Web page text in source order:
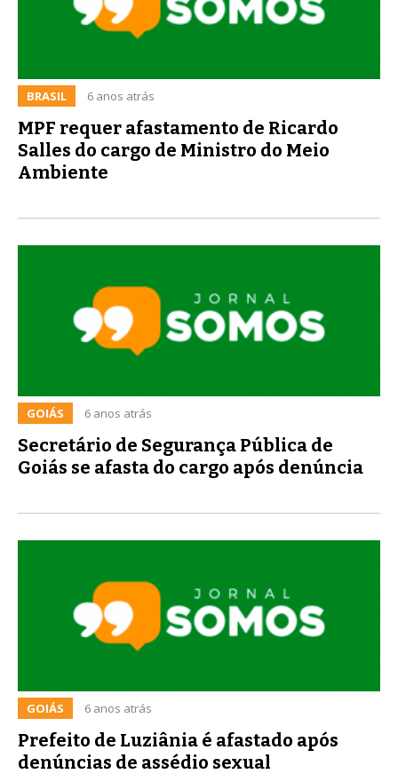
BRASIL 6 anos atrás
MPF requer afastamento de Ricardo
Salles do cargo de Ministro do Meio
Ambiente
GOIÁS 6 anos atrás
Secretário de Segurança Pública de
Goiás se afasta do cargo após denúncia
GOIÁS 6 anos atrás
Prefeito de Luziânia é afastado após
denúncias de assédio sexual